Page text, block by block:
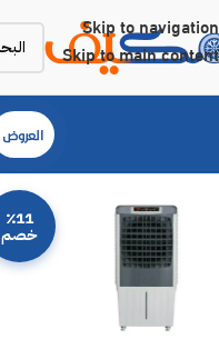
Skip to navigation
Skip to main content
العروض
٪11
خصم